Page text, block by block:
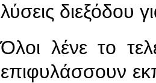
λύσεις διεξόδου
Όλοι λένε το
επιφυλάσσουν